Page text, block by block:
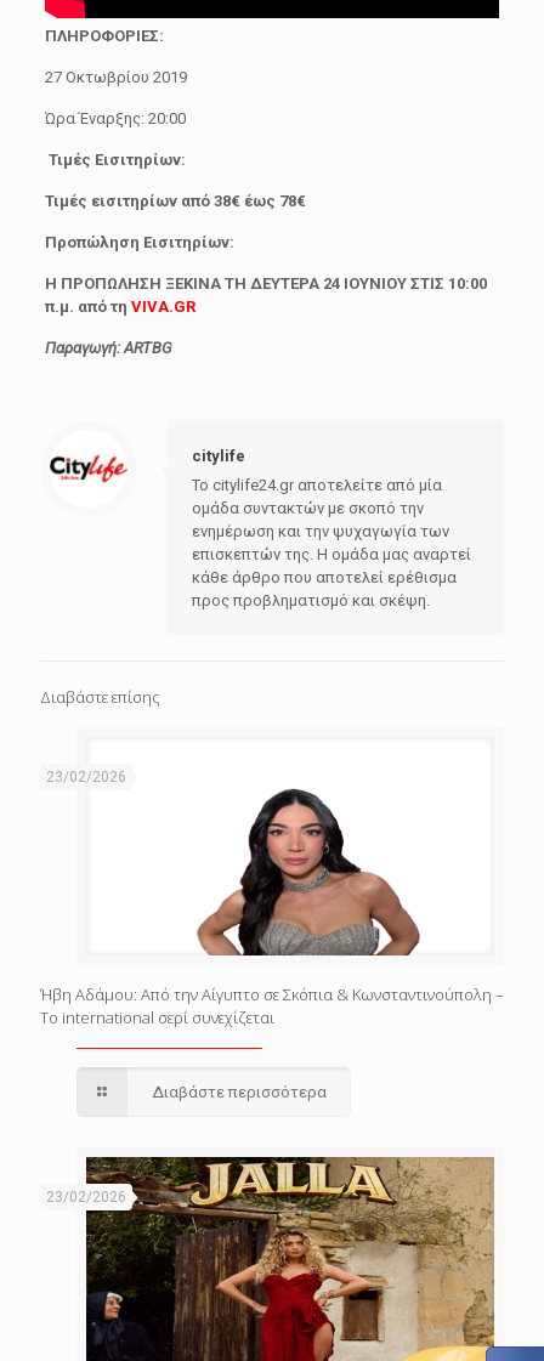
ΠΛΗΡΟΦΟΡΙΕΣ:
27 Οκτωβρίου 2019
Ώρα Έναρξης: 20:00
Τιμές Εισιτηρίων:
Τιμές εισιτηρίων από 38€ έως 78€
Προπώληση Εισιτηρίων:
H ΠΡΟΠΩΛΗΣΗ ΞΕΚΙΝΑ ΤΗ ΔΕΥΤΕΡΑ 24 ΙΟΥΝΙΟΥ ΣΤΙΣ 10:00
π.μ. από τη VIVA.GR
Παραγωγή: ARTBG
citylife
Το citylife24.gr αποτελείτε από μία
ομάδα συντακτών με σκοπό την
ενημέρωση και την ψυχαγωγία των
επισκεπτών της. Η ομάδα μας αναρτεί
κάθε άρθρο που αποτελεί ερέθισμα
προς προβληματισμό και σκέψη.
Διαβάστε επίσης
23/02/2026
Ήβη Αδάμου: Από την Αίγυπτο σε Σκόπια & Κωνσταντινούπολη –
Το international σερί συνεχίζεται
Διαβάστε περισσότερα
23/02/2026